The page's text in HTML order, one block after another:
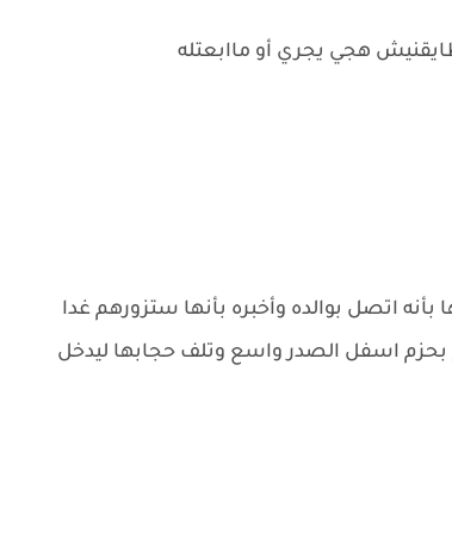
اتصل بوالده وأخبره بأنها ستزورهم غدا
اسفل الصدر واسع وتلف حجابها ليدخل